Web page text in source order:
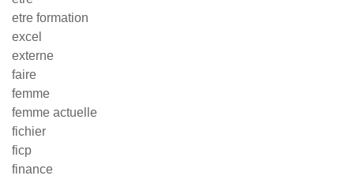
etre formation
excel
externe
faire
femme
femme actuelle
fichier
ficp
finance